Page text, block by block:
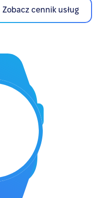
Zobacz cennik usług